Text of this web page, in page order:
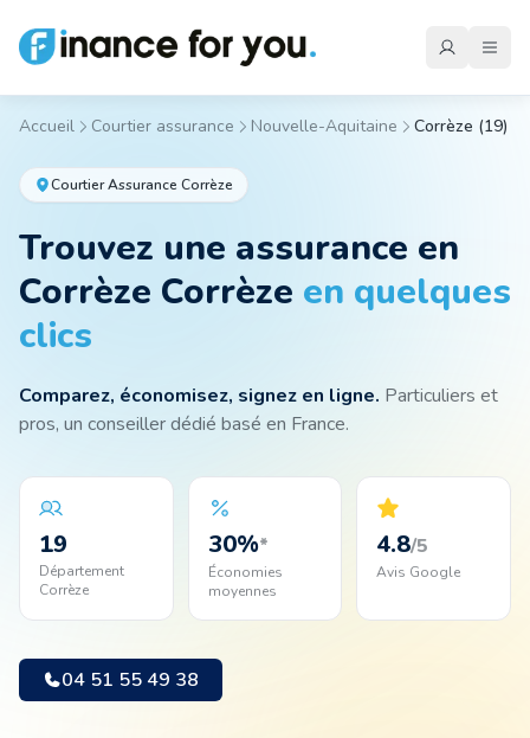
Emprunteur
Auto
Moto
Animal
Pro
Accueil Courtier assurance Nouvelle-Aquitaine Corrèze (19)
Courtier Assurance Corrèze
Trouvez une assurance en
Corrèze Corrèze en quelques
clics
Comparez, économisez, signez en ligne. Particuliers et
pros, un conseiller dédié basé en France.
19
Département
Corrèze
30%*
Économies
moyennes
4.8/5
Avis Google
04 51 55 49 38